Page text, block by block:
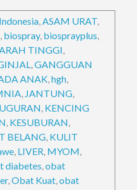
,ASAM URAT,
, biospray, biosprayplus,
TINGGI,
,GANGGUAN
ANAK,hgh,
, JANTUNG,
, KENCING
, KESUBURAN,
BELANG, KULIT
, LIVER, MYOM,
diabetes,obat
,Obat Kuat,obat